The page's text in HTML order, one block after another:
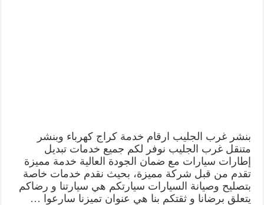
بنشر غرب الجليب ارقام خدمة كراج كهرباء وبنشر
متنقل غرب الجليب نوفر لكم جميع خدمات تبديل
إطارات سيارات مع ضمان الجودة العالية خدمة مميزة
تقدم من قبل شركة مميزة، بحيث نقدم خدمات خاصة
بتصليح وصيانة السيارات سيارتكم هي سيارتنا و رضاكم
يتعلق برضانا و ثقتكم بنا هي عنوان تميزنا سارعوا …